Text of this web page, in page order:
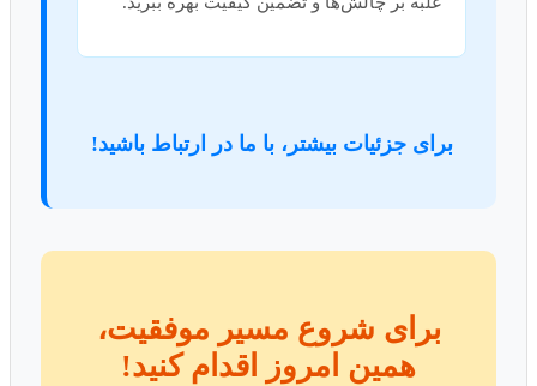
برای جزئیات بیشتر، با ما در ارتباط باشید!
برای شروع مسیر موفقیت،
همین امروز اقدام کنید!